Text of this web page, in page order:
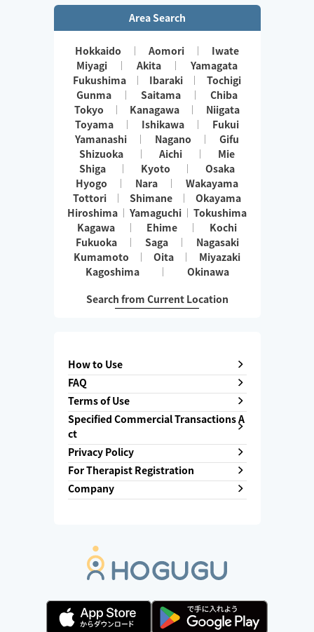
Area Search
Hokkaido Aomori
Iwate
Miyagi
Akita
Yamagata
Fukushima
Ibaraki
Tochigi
Gunma
Saitama
Chiba
Tokyo
Kanagawa
Niigata
Toyama
Ishikawa
Fukui
Yamanashi
Nagano
Gifu
Shizuoka
Aichi
Mie
Shiga
Kyoto
Osaka
Hyogo
Nara
Wakayama
Tottori
Shimane
Okayama
Hiroshima
Yamaguchi
Tokushima
Kagawa
Ehime
Kochi
Fukuoka
Saga
Nagasaki
Kumamoto
Oita
Miyazaki
Kagoshima
Okinawa
Search from Current Location
How to Use
FAQ
Terms of Use
Specified Commercial Transactions A
ct
Privacy Policy
For Therapist Registration
Company